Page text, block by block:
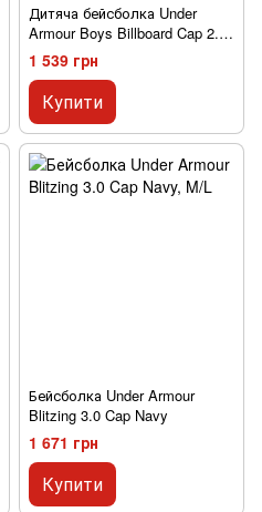
Дитяча бейсболка Under
Armour Boys Billboard Cap 2.0
Black
1 539 грн
Купити
Бейсболка Under Armour
Blitzing 3.0 Cap Navy
1 671 грн
Купити